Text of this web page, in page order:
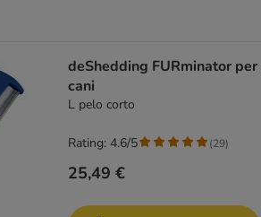
deShedding FURminator per
cani
L pelo corto
25,49 €
Rating: 4.6/5 (29)